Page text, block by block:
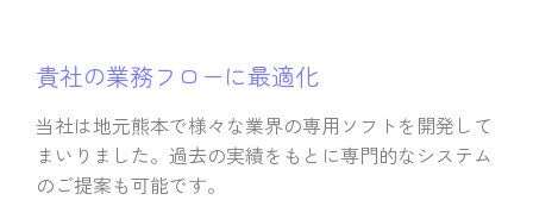
貴社の業務フローに最適化
当社は地元熊本で様々な業界の専用ソフトを開発して
まいりました。過去の実績をもとに専門的なシステム
のご提案も可能です。